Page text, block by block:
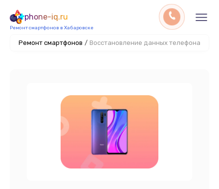
phone-iq.ru
Ремонт смартфонов в Хабаровске
Ремонт смартфонов / Восстановление данных телефона